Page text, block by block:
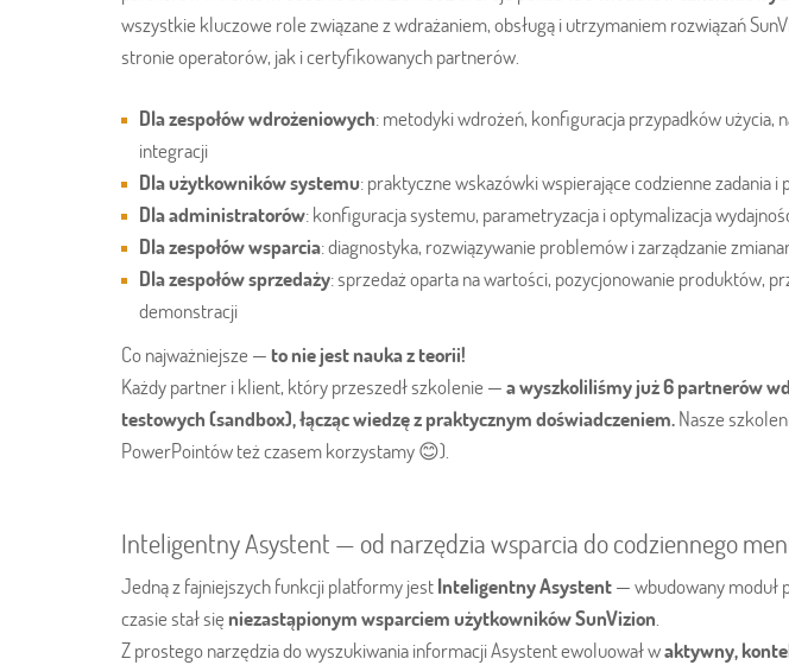
wszystkie kluczowe role związane z wdrażaniem, obsługą i utrzymaniem rozwiązań
stronie operatorów, jak i certyfikowanych partnerów.
Dla zespołów wdrożeniowych: metodyki wdrożeń, konfiguracja przypadków użycia,
integracji
Dla użytkowników systemu: praktyczne wskazówki wspierające codzienne zadania i
Dla administratorów: konfiguracja systemu, parametryzacja i optymalizacja
Dla zespołów wsparcia: diagnostyka, rozwiązywanie problemów i zarządzanie
Dla zespołów sprzedaży: sprzedaż oparta na wartości, pozycjonowanie produktów,
demonstracji
Co najważniejsze —to nie jest nauka z teorii!
Każdy partner i klient, który przeszedł szkolenie —a wyszkoliliśmy już 6 partnerów
testowych (sandbox), łącząc wiedzę z praktycznym doświadczeniem.Nasze
PowerPointów też czasem korzystamy 😊).
Inteligentny Asystent — od narzędzia wsparcia do codziennego
Jedną z fajniejszych funkcji platformy jestInteligentny Asystent— wbudowany moduł
czasie stał sięniezastąpionym wsparciem użytkowników SunVizion
Z prostego narzędzia do wyszukiwania informacji Asystent ewoluował waktywny,